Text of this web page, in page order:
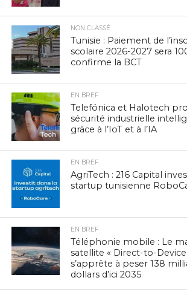
NON CLASSÉ
Tunisie : Paiement de
scolaire 2026-2027 sera
confirme la BCT
EN BREF
Telefónica et Halotech
sécurité industrielle
grâce à l’IoT et à l’IA
EN BREF
AgriTech : 216 Capital
startup tunisienne
EN BREF
Téléphonie mobile : Le
satellite « Direct-to-Device
s’apprête à peser 138
dollars d’ici 2035